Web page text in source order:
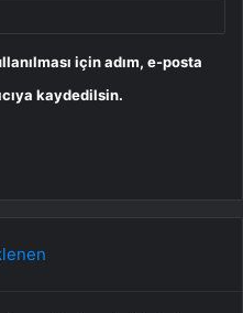
için adım, e-posta
kaydedilsin.